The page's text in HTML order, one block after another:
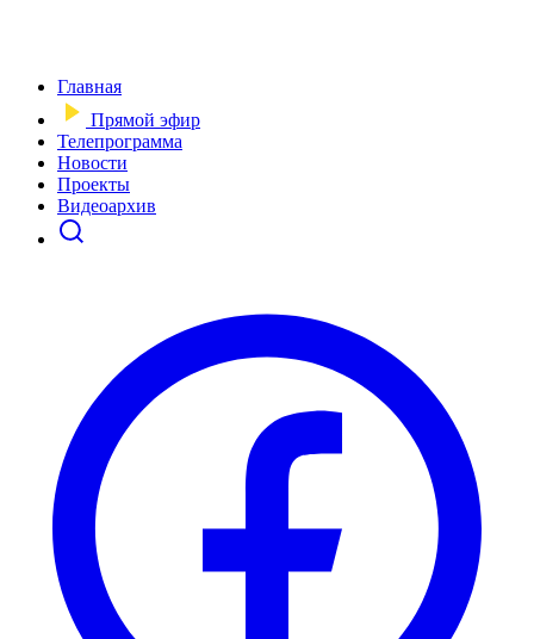
Главная
Прямой эфир
Телепрограмма
Новости
Проекты
Видеоархив